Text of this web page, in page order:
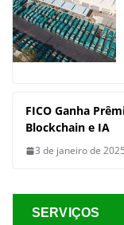
FICO Ganha
Blockchain e IA
3 de janeiro de 2025
SERVIÇOS